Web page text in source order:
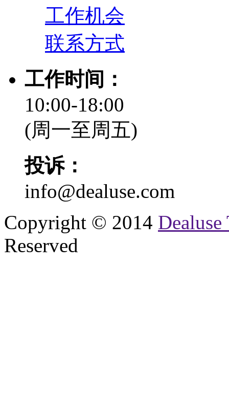
工作机会
联系方式
工作时间：
10:00-18:00
(周一至周五)
投诉：
info@dealuse.com
Copyright © 2014
Reserved